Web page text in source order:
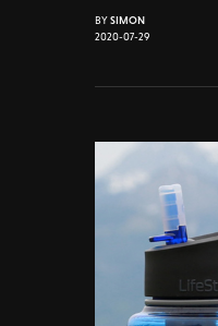
BYSIMON
2020-07-29